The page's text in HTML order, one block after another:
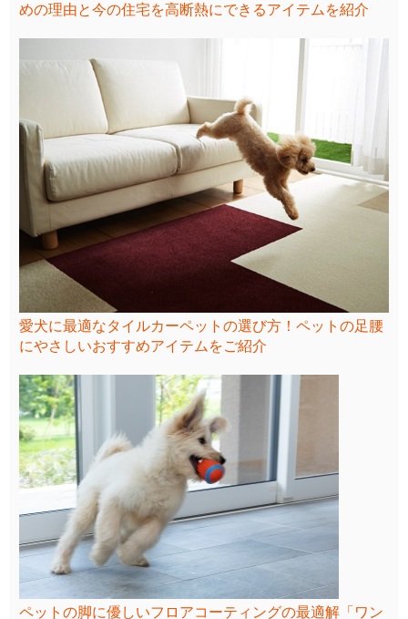
めの理由と今の住宅を高断熱にできるアイテムを紹介
愛犬に最適なタイルカーペットの選び方！ペットの足腰
にやさしいおすすめアイテムをご紹介
ペットの脚に優しいフロアコーティングの最適解「ワン